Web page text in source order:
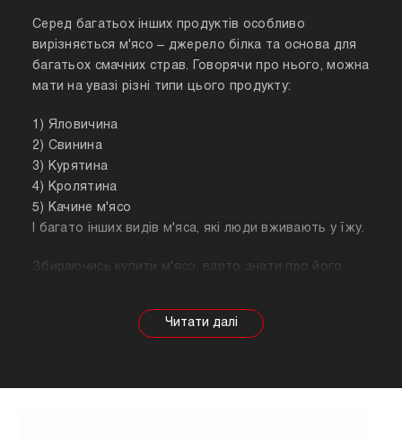
Серед багатьох інших продуктів особливо
вирізняється м'ясо – джерело білка та основа для
багатьох смачних страв. Говорячи про нього, можна
мати на увазі різні типи цього продукту:
1) Яловичина
2) Свинина
3) Курятина
4) Кролятина
5) Качине м'ясо
І багато інших видів м'яса, які люди вживають у їжу.
Збираючись купити м'ясо, варто знати про його
залежності від тварини властивості продукту
будуть змінюватися, так само як рекомендації
підійде для людей, які сидять на дієті.